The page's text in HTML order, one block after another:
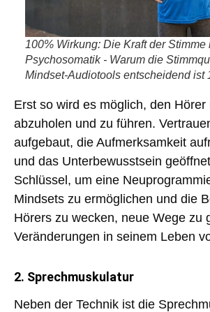
100% Wirkung: Die Kraft der Stimme
Psychosomatik - Warum die
Mindset-Audiotools entscheidend ist
Erst so wird es möglich, den Hörer
abzuholen und zu führen.
aufgebaut, die Aufmerksamkeit
und das Unterbewusstsein
Schlüssel, um eine
Mindsets zu ermöglichen und die
Hörers zu wecken, neue Wege zu
Veränderungen in seinem Leben
2. Sprechmuskulatur
Neben der Technik ist die